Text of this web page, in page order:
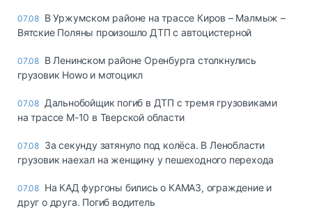
07.08 В Уржумском районе на трассе Киров – Малмыж –
Вятские Поляны произошло ДТП с автоцистерной
07.08 В Ленинском районе Оренбурга столкнулись
грузовик Howo и мотоцикл
07.08 Дальнобойщик погиб в ДТП с тремя грузовиками
на трассе М-10 в Тверской области
07.08 За секунду затянуло под колёса. В Ленобласти
грузовик наехал на женщину у пешеходного перехода
07.08 На КАД фургоны бились о КАМАЗ, ограждение и
друг о друга. Погиб водитель